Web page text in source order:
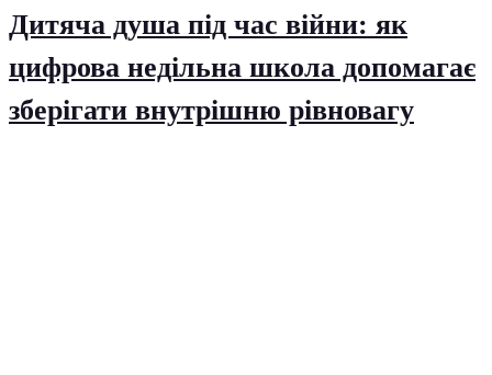
Дитяча душа під час війни: як
цифрова недільна школа допомагає
зберігати внутрішню рівновагу